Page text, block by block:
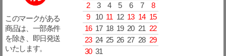
このマークがある
商品は、一部条件
を除き、即日発送
いたします。
2
3 4 5 6 7
8
9
10 11 12 13 14 15
16 17 18 19 20 21 22
23 24 25 26 27 28 29
30 31